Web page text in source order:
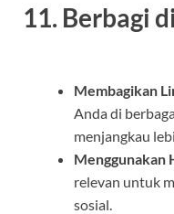
11. Berbagi
Membagikan
Anda di
menjangkau
Menggunakan
relevan untuk
sosial.